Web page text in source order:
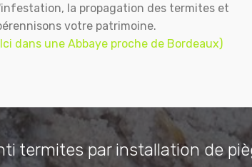
la propagation des termites et
votre patrimoine.
dans une Abbaye proche de Bordeaux)
termites par installation de